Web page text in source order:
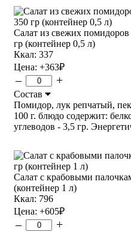
Салат из свежих
гр (контейнер 0,5 л)
Ккал: 337
Цена: +363₽
– +
Состав
Помидор, лук репчатый,
100 г. блюдо содержит:
углеводов - 3,5 гр.
Салат с крабовыми
(контейнер 1 л)
Ккал: 796
Цена: +605₽
– +